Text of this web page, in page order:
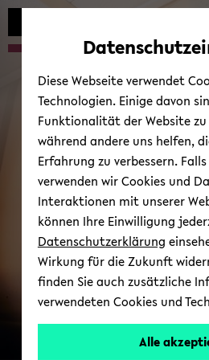
zum
zum
zum
Diese Webseite verwendet
Technologien. Einige davon
Funktionalität der Website
während andere uns helfen,
Erfahrung zu verbessern.
verwenden wir Cookies und
Interaktionen mit unserer
können Ihre Einwilligung
Datenschutzerklärung
Wirkung für die Zukunft
finden Sie auch zusätzliche
verwendeten Cookies und
Alle